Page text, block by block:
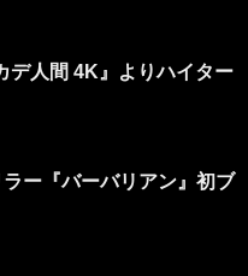
デ人間 4K』よりハイター
ー『バーバリアン』初ブ